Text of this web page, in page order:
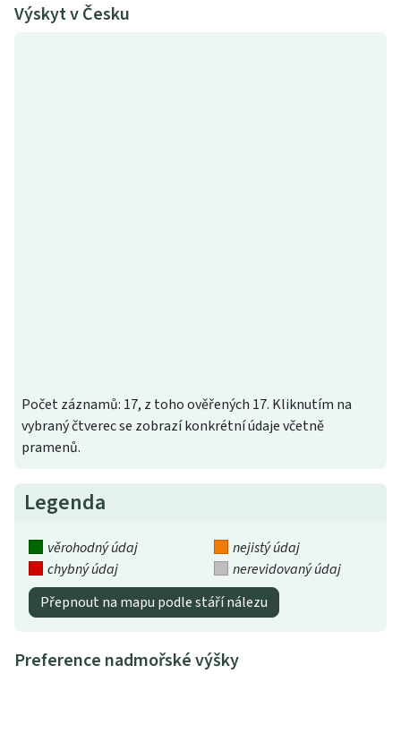
Výskyt v Česku
Počet záznamů: 17, z toho ověřených 17. Kliknutím na
vybraný čtverec se zobrazí konkrétní údaje včetně
pramenů.
Legenda
věrohodný údaj
nejistý údaj
chybný údaj
nerevidovaný údaj
Přepnout na mapu podle stáří nálezu
Preference nadmořské výšky